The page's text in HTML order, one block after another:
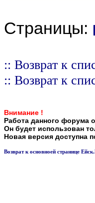
Страницы:
:: Возврат к
:: Возврат к
Внимание !
Работа данного форума
Он будет использован
Новая версия доступна
Возврат к основноей странице